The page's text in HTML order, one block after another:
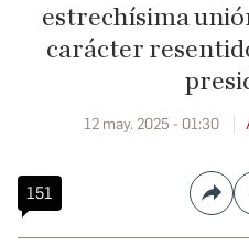
estrechísima
carácter
12 may. 2025 - 01:30
151